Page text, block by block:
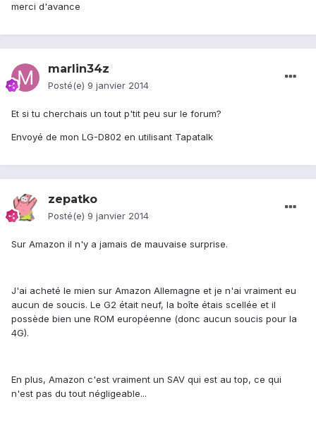
merci d'avance
marlin34z
Posté(e) 9 janvier 2014
Et si tu cherchais un tout p'tit peu sur le forum?
Envoyé de mon LG-D802 en utilisant Tapatalk
zepatko
Posté(e) 9 janvier 2014
Sur Amazon il n'y a jamais de mauvaise surprise.
J'ai acheté le mien sur Amazon Allemagne et je n'ai vraiment eu
aucun de soucis. Le G2 était neuf, la boîte étais scellée et il
possède bien une ROM européenne (donc aucun soucis pour la
4G).
En plus, Amazon c'est vraiment un SAV qui est au top, ce qui
n'est pas du tout négligeable...